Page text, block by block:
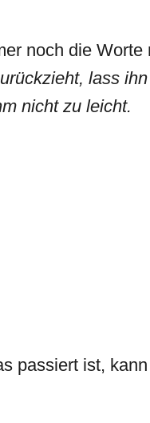
noch die
lass
nicht zu leicht.
passiert ist,